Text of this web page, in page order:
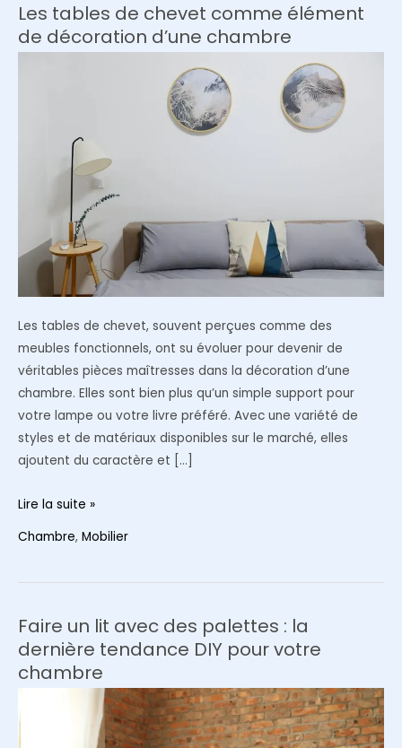
Les tables de chevet comme élément
de décoration d’une chambre
Les tables de chevet, souvent perçues comme des
meubles fonctionnels, ont su évoluer pour devenir de
véritables pièces maîtresses dans la décoration d’une
chambre. Elles sont bien plus qu’un simple support pour
votre lampe ou votre livre préféré. Avec une variété de
styles et de matériaux disponibles sur le marché, elles
ajoutent du caractère et […]
Les
élément
de
décoration
d’une
Lire la suite »
Chambre, Mobilier
Faire un lit avec des palettes : la
dernière tendance DIY pour votre
chambre